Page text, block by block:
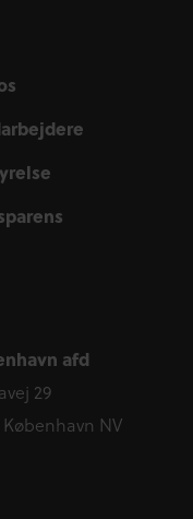
afd
29
København NV